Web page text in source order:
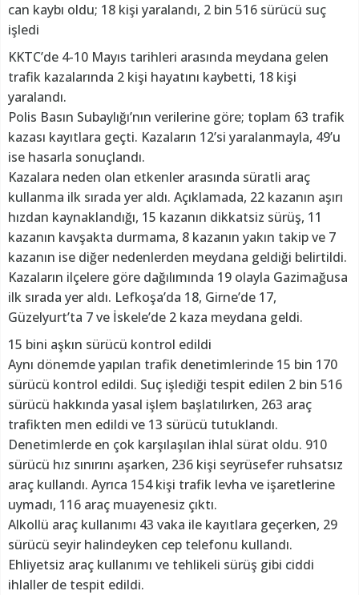
can kaybı oldu; 18 kişi yaralandı, 2 bin 516 sürücü suç
işledi
KKTC’de 4-10 Mayıs tarihleri arasında meydana gelen
trafik kazalarında 2 kişi hayatını kaybetti, 18 kişi
yaralandı.
Polis Basın Subaylığı’nın verilerine göre; toplam 63 trafik
kazası kayıtlara geçti. Kazaların 12’si yaralanmayla, 49’u
ise hasarla sonuçlandı.
Kazalara neden olan etkenler arasında süratli araç
kullanma ilk sırada yer aldı. Açıklamada, 22 kazanın aşırı
hızdan kaynaklandığı, 15 kazanın dikkatsiz sürüş, 11
kazanın kavşakta durmama, 8 kazanın yakın takip ve 7
kazanın ise diğer nedenlerden meydana geldiği belirtildi.
Kazaların ilçelere göre dağılımında 19 olayla Gazimağusa
ilk sırada yer aldı. Lefkoşa’da 18, Girne’de 17,
Güzelyurt’ta 7 ve İskele’de 2 kaza meydana geldi.
15 bini aşkın sürücü kontrol edildi
Aynı dönemde yapılan trafik denetimlerinde 15 bin 170
sürücü kontrol edildi. Suç işlediği tespit edilen 2 bin 516
sürücü hakkında yasal işlem başlatılırken, 263 araç
trafikten men edildi ve 13 sürücü tutuklandı.
Denetimlerde en çok karşılaşılan ihlal sürat oldu. 910
sürücü hız sınırını aşarken, 236 kişi seyrüsefer ruhsatsız
araç kullandı. Ayrıca 154 kişi trafik levha ve işaretlerine
uymadı, 116 araç muayenesiz çıktı.
Alkollü araç kullanımı 43 vaka ile kayıtlara geçerken, 29
sürücü seyir halindeyken cep telefonu kullandı.
Ehliyetsiz araç kullanımı ve tehlikeli sürüş gibi ciddi
ihlaller de tespit edildi.